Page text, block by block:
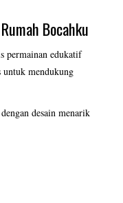
Bocahku
permainan edukatif
untuk mendukung
desain menarik